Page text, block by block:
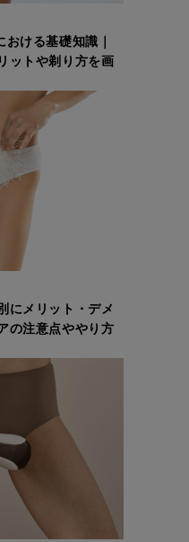
ける基礎知識｜
ットや剃り方を画
にメリット・デメ
の注意点ややり方